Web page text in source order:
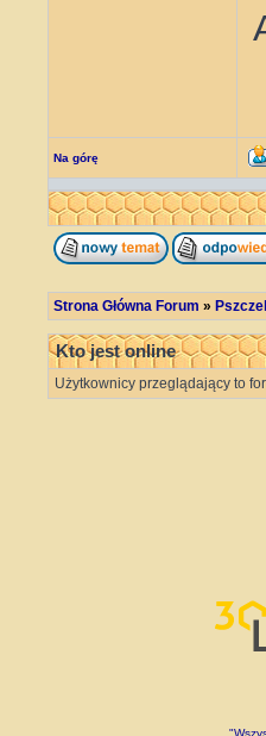
Na górę
Strona Główna Forum »
Kto jest online
Użytkownicy przeglądający to